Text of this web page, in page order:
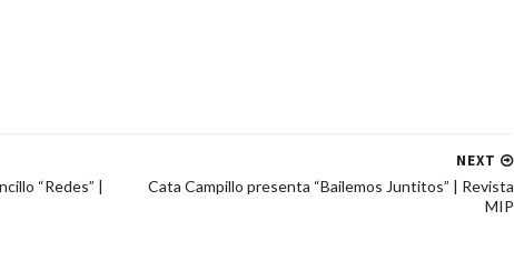
NEXT
Cata Campillo presenta “Bailemos Juntitos” | Revista
MIP
“Redes” |